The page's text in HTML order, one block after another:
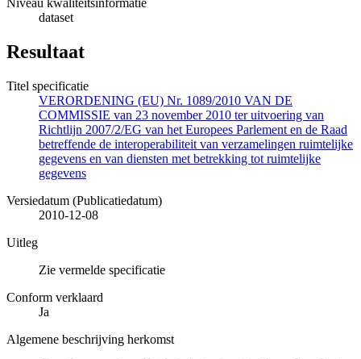
Niveau kwaliteitsinformatie
dataset
Resultaat
Titel specificatie
VERORDENING (EU) Nr. 1089/2010 VAN DE
COMMISSIE van 23 november 2010 ter uitvoering van
Richtlijn 2007/2/EG van het Europees Parlement en de Raad
betreffende de interoperabiliteit van verzamelingen ruimtelijke
gegevens en van diensten met betrekking tot ruimtelijke
gegevens
Versiedatum (Publicatiedatum)
2010-12-08
Uitleg
Zie vermelde specificatie
Conform verklaard
Ja
Algemene beschrijving herkomst